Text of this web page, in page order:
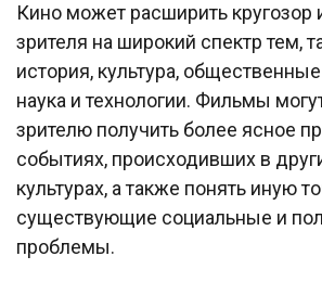
Кино может расширить кругозор
зрителя на широкий спектр тем,
история, культура,
наука и технологии. Фильмы
зрителю получить более ясное
событиях, происходивших в
культурах, а также понять иную
существующие социальные и
проблемы.